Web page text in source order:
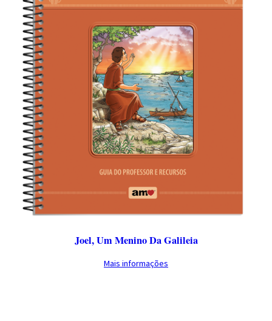
Joel, Um Menino Da Galileia
Mais informações